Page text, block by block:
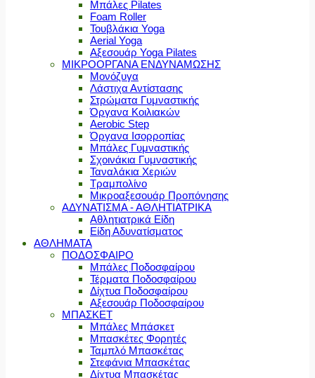
Μπάλες Pilates
Foam Roller
Τουβλάκια Yoga
Aerial Yoga
Αξεσουάρ Yoga Pilates
ΜΙΚΡΟΟΡΓΑΝΑ ΕΝΔΥΝΑΜΩΣΗΣ
Μονόζυγα
Λάστιχα Αντίστασης
Στρώματα Γυμναστικής
Όργανα Κοιλιακών
Aerobic Step
Όργανα Ισορροπίας
Μπάλες Γυμναστικής
Σχοινάκια Γυμναστικής
Ταναλάκια Χεριών
Τραμπολίνο
Μικροαξεσουάρ Προπόνησης
ΑΔΥΝΑΤΙΣΜΑ - ΑΘΛΗΤΙΑΤΡΙΚΑ
Αθλητιατρικά Είδη
Είδη Αδυνατίσματος
ΑΘΛΗΜΑΤΑ
ΠΟΔΟΣΦΑΙΡΟ
Μπάλες Ποδοσφαίρου
Τέρματα Ποδοσφαίρου
Δίχτυα Ποδοσφαίρου
Αξεσουάρ Ποδοσφαίρου
ΜΠΑΣΚΕΤ
Μπάλες Μπάσκετ
Μπασκέτες Φορητές
Ταμπλό Μπασκέτας
Στεφάνια Μπασκέτας
Δίχτυα Μπασκέτας